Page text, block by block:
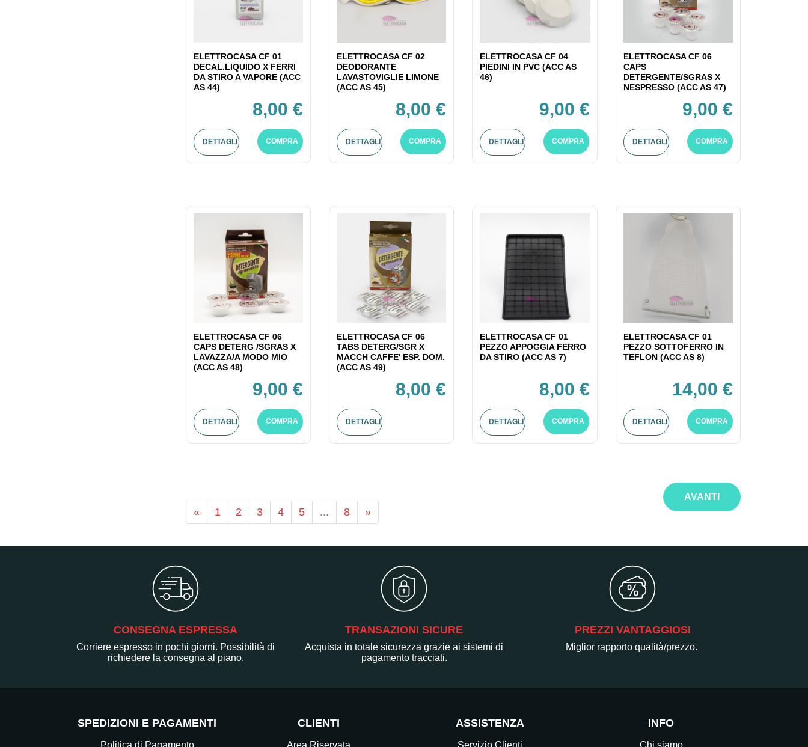
ELETTROCASA CF 01
DECAL.LIQUIDO X FERRI
DA STIRO A VAPORE (ACC
AS 44)
8,00 €
DETTAGLI COMPRA
ELETTROCASA CF 02
DEODORANTE
LAVASTOVIGLIE LIMONE
(ACC AS 45)
8,00 €
DETTAGLI COMPRA
ELETTROCASA CF 04
PIEDINI IN PVC (ACC AS
46)
9,00 €
DETTAGLI COMPRA
ELETTROCASA CF 06
CAPS
DETERGENTE/SGRAS X
NESPRESSO (ACC AS 47)
9,00 €
DETTAGLI COMPRA
ELETTROCASA CF 06
CAPS DETERG /SGRAS X
LAVAZZA/A MODO MIO
(ACC AS 48)
9,00 €
DETTAGLI COMPRA
ELETTROCASA CF 06
TABS DETERG/SGR X
MACCH CAFFE' ESP. DOM.
(ACC AS 49)
8,00 €
DETTAGLI
ELETTROCASA CF 01
PEZZO APPOGGIA FERRO
DA STIRO (ACC AS 7)
8,00 €
DETTAGLI COMPRA
ELETTROCASA CF 01
PEZZO SOTTOFERRO IN
TEFLON (ACC AS 8)
14,00 €
DETTAGLI COMPRA
« 1 2 3 4 5 ... 8 »
AVANTI
CONSEGNA ESPRESSA
Corriere espresso in pochi giorni. Possibilità di
richiedere la consegna al piano.
TRANSAZIONI SICURE
Acquista in totale sicurezza grazie ai sistemi di
pagamento tracciati.
PREZZI VANTAGGIOSI
Miglior rapporto qualità/prezzo.
SPEDIZIONI E PAGAMENTI
Politica di Pagamento
CLIENTI
Area Riservata
ASSISTENZA
Servizio Clienti
INFO
Chi siamo